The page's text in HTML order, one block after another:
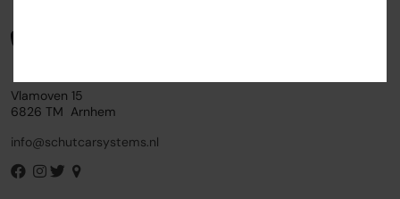
Vlamoven 15
6826 TM Arnhem
info@schutcarsystems.nl